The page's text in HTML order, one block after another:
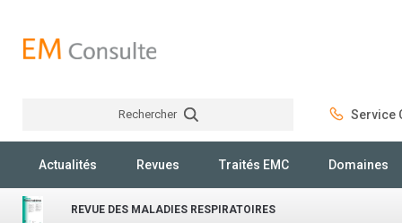
Rechercher Service
Actualités Revues Traités EMC Domaines
REVUE DES MALADIES RESPIRATOIRES